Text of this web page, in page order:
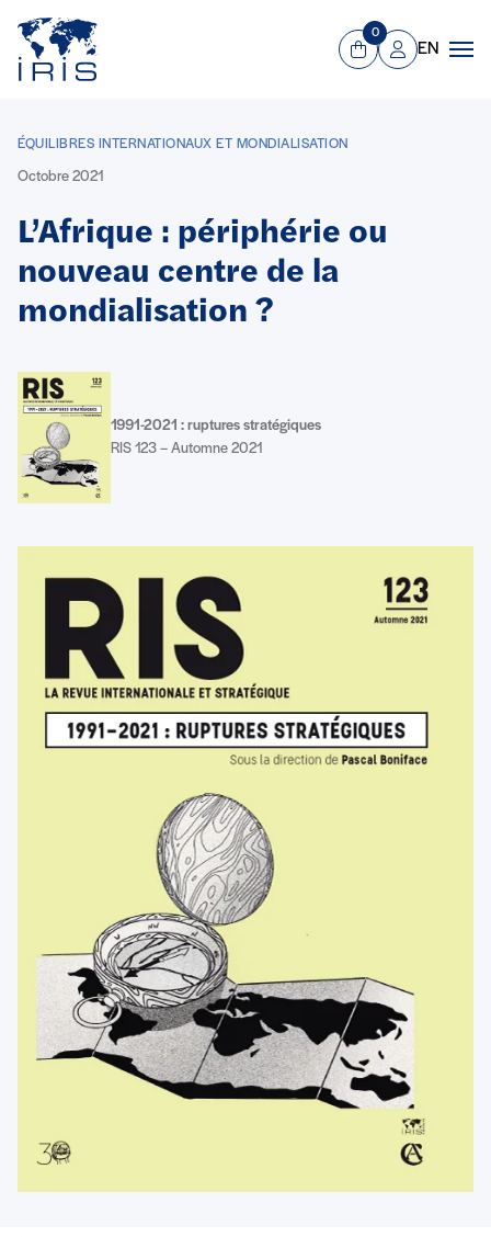
Aller au contenu principal
Panier
0
Mon compte
EN
ÉQUILIBRES INTERNATIONAUX ET MONDIALISATION
Octobre 2021
L’Afrique : périphérie ou
nouveau centre de la
mondialisation ?
1991-2021 : ruptures stratégiques
RIS 123 – Automne 2021